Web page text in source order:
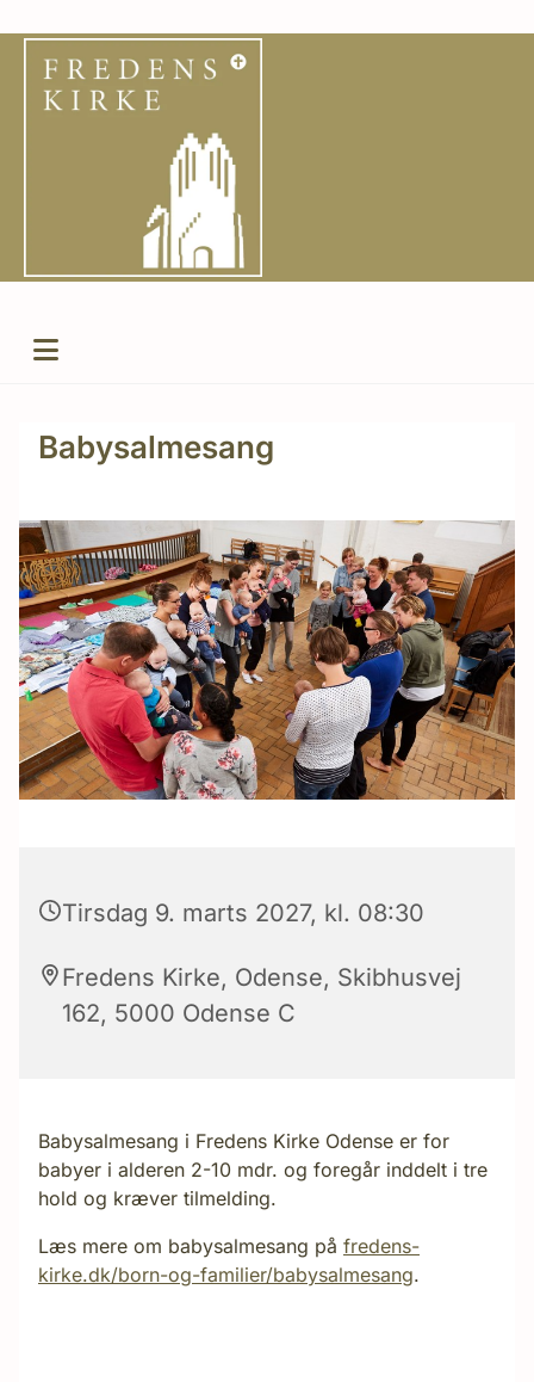
Babysalmesang
Tirsdag 9. marts 2027, kl. 08:30
Fredens Kirke, Odense, Skibhusvej
162, 5000 Odense C
Babysalmesang i Fredens Kirke Odense er for
babyer i alderen 2-10 mdr. og foregår inddelt i tre
hold og kræver tilmelding.
Læs mere om babysalmesang på fredens-
kirke.dk/born-og-familier/babysalmesang.